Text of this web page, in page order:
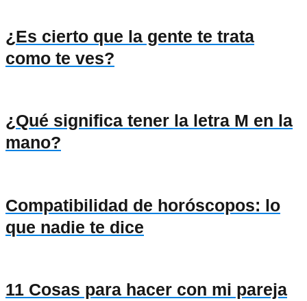
¿Es cierto que la gente te trata
como te ves?
¿Qué significa tener la letra M en la
mano?
Compatibilidad de horóscopos: lo
que nadie te dice
11 Cosas para hacer con mi pareja